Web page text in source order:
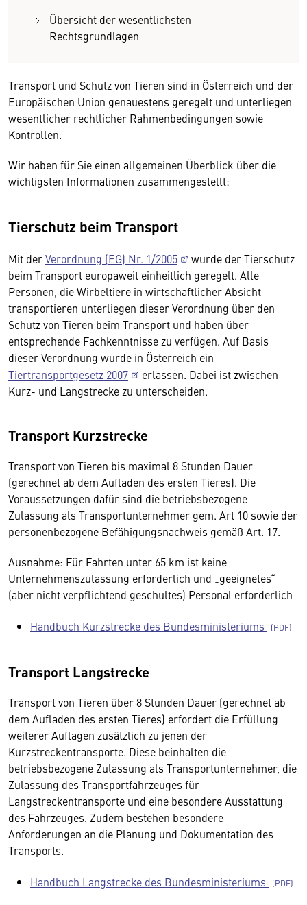
Übersicht der wesentlichsten
Rechtsgrundlagen
Transport und Schutz von Tieren sind in Österreich und der
Europäischen Union genauestens geregelt und unterliegen
wesentlicher rechtlicher Rahmenbedingungen sowie
Kontrollen.
Wir haben für Sie einen allgemeinen Überblick über die
wichtigsten Informationen zusammengestellt:
Tierschutz beim Transport
Mit derVerordnung (EG) Nr. 1/2005
wurde der Tierschutz
beim Transport europaweit einheitlich geregelt. Alle
Personen, die Wirbeltiere in wirtschaftlicher Absicht
transportieren unterliegen dieser Verordnung über den
Schutz von Tieren beim Transport und haben über
entsprechende Fachkenntnisse zu verfügen. Auf Basis
dieser Verordnung wurde in Österreich ein
Tiertransportgesetz 2007
erlassen. Dabei ist zwischen
Kurz- und Langstrecke zu unterscheiden.
Transport Kurzstrecke
Transport von Tieren bis maximal 8 Stunden Dauer
(gerechnet ab dem Aufladen des ersten Tieres). Die
Voraussetzungen dafür sind die betriebsbezogene
Zulassung als Transportunternehmer gem. Art 10 sowie der
personenbezogene Befähigungsnachweis gemäß Art. 17.
Ausnahme: Für Fahrten unter 65 km ist keine
Unternehmenszulassung erforderlich und „geeignetes“
(aber nicht verpflichtend geschultes) Personal erforderlich
Handbuch Kurzstrecke des Bundesministeriums
Transport Langstrecke
Transport von Tieren über 8 Stunden Dauer (gerechnet ab
dem Aufladen des ersten Tieres) erfordert die Erfüllung
weiterer Auflagen zusätzlich zu jenen der
Kurzstreckentransporte. Diese beinhalten die
betriebsbezogene Zulassung als Transportunternehmer, die
Zulassung des Transportfahrzeuges für
Langstreckentransporte und eine besondere Ausstattung
des Fahrzeuges. Zudem bestehen besondere
Anforderungen an die Planung und Dokumentation des
Transports.
Handbuch Langstrecke des Bundesministeriums